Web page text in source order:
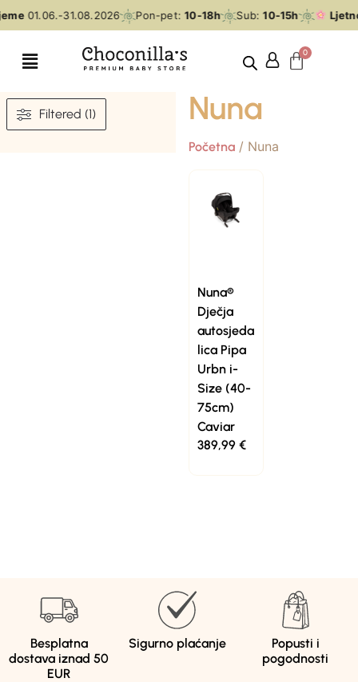
01.06.-31.08.2026 Pon-pet: 10-18h Sub: 10-15h
Filtered (1) Nuna
Početna/ Nuna
Nuna®
Dječja
autosjeda
lica Pipa
Urbn i-
Size (40-
75cm)
Caviar
389,99 €
Besplatna
dostava iznad 50
EUR
Sigurno plaćanje
Popusti i
pogodnosti